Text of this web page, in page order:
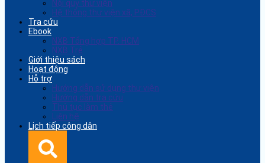
Nội quy thư viện
Hệ thống thư viện xã, PĐCS
Tra cứu
Ebook
NXB Tổng hợp TP. HCM
NXB Trẻ
Giới thiệu sách
Hoạt động
Hỗ trợ
Hướng dẫn sử dụng thư viện
Hướng dẫn tra cứu
Thủ tục làm thẻ
Liên hệ
Lịch tiếp công dân